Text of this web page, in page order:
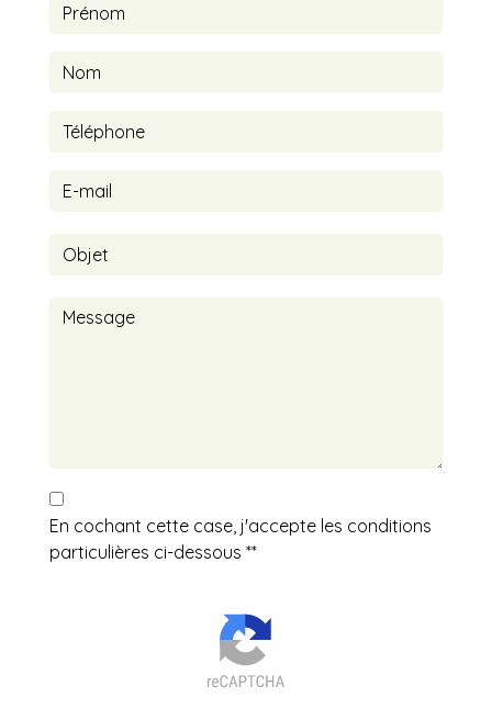
En cochant cette case, j'accepte les conditions
particulières ci-dessous **